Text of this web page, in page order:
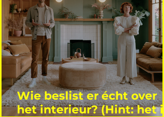
Wie beslist er écht over
het interieur? (Hint: het is